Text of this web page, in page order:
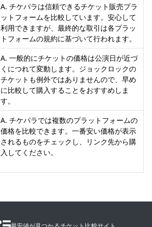
A. チケパラは信頼できるチケット販売プラ
ットフォームを比較しています。安心して
利用できますが、最終的な取引は各プラッ
トフォームの規約に基づいて行われます。
A. 一般的にチケットの価格は公演日が近づ
くにつれて変動します。ジョックロックの
チケットも例外ではありませんので、早め
に比較して購入することをおすすめしま
す。
A. チケパラでは複数のプラットフォームの
価格を比較できます。一番安い価格が表示
されるものをチェックし、リンク先から購
入してください。